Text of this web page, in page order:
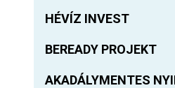
HÉVÍZ INVEST
BEREADY PROJEKT
AKADÁLYMENTES